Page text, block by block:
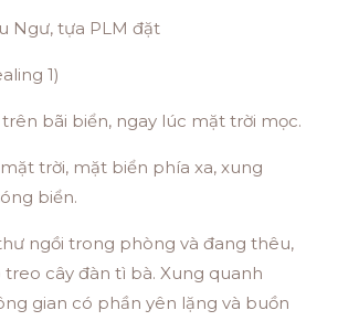
Ngư, tựa PLM đặt
1)
bãi biển, ngay lúc mặt trời mọc.
trời, mặt biển phía xa, xung
biển.
ngồi trong phòng và đang thêu,
cây đàn tì bà. Xung quanh
gian có phần yên lặng và buồn